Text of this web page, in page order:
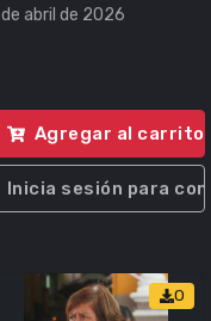
abril de 2026
Agregar al carrito
Inicia sesión para
0